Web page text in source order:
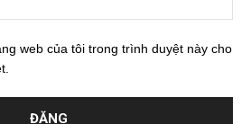
web của tôi trong trình duyệt này cho